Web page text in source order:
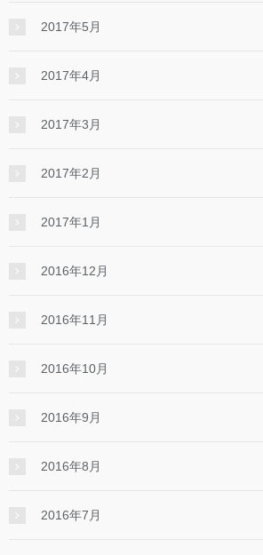
2017年5月
2017年4月
2017年3月
2017年2月
2017年1月
2016年12月
2016年11月
2016年10月
2016年9月
2016年8月
2016年7月